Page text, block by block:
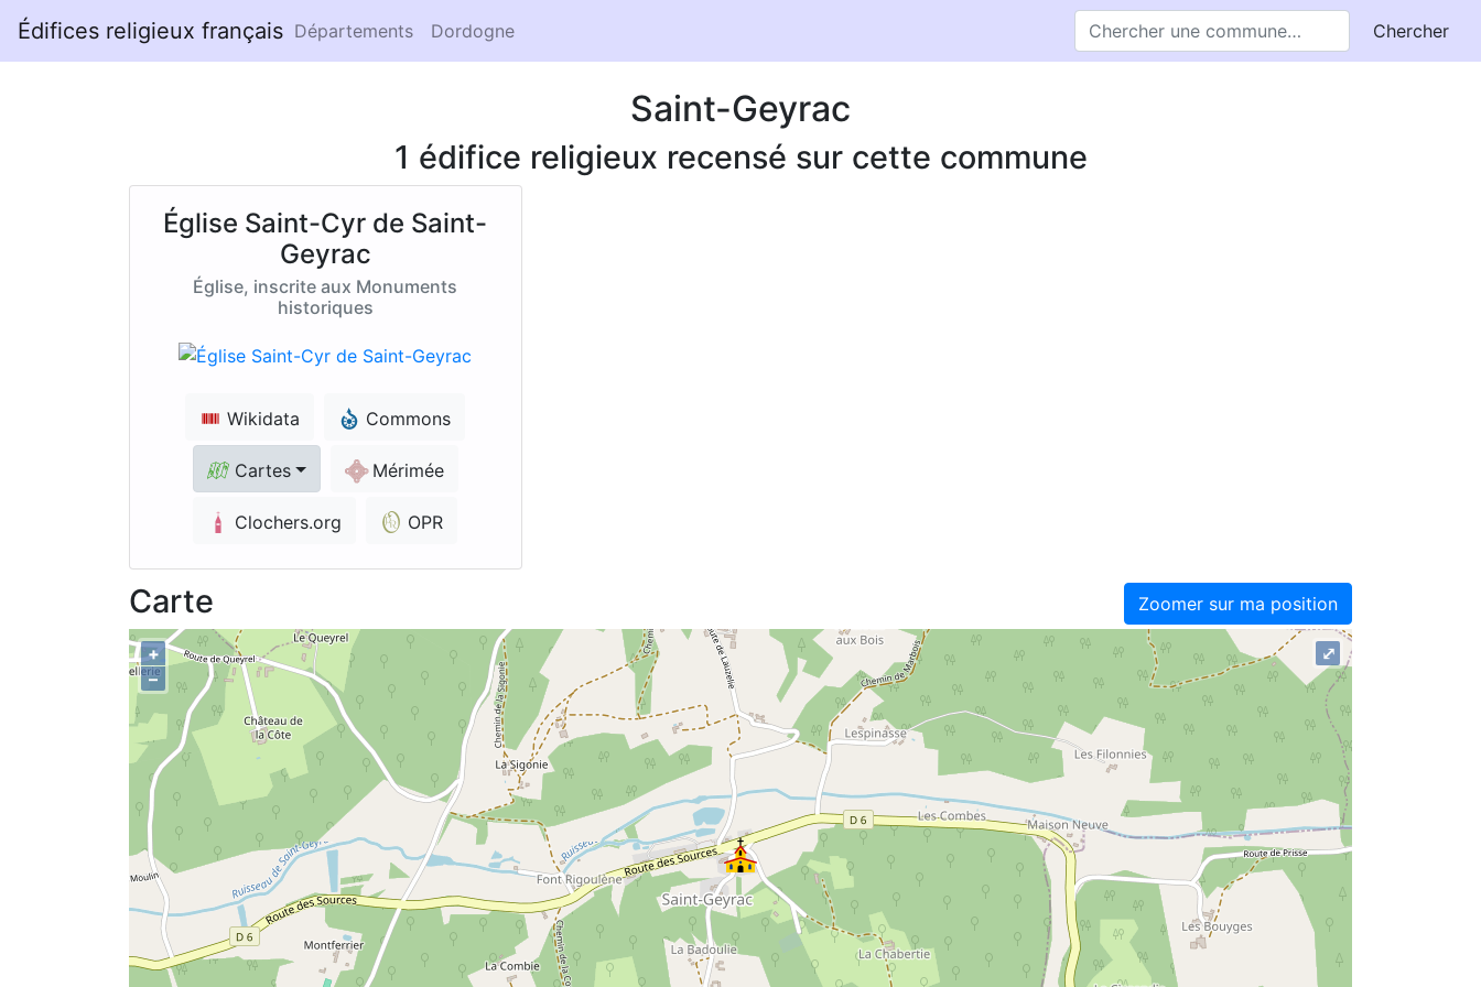
Édifices religieux français Départements Dordogne Chercher
Saint-Geyrac
1 édifice religieux recensé sur cette commune
Église Saint-Cyr de Saint-
Geyrac
Église, inscrite aux Monuments
historiques
Wikidata Commons
Cartes Mérimée
Clochers.org OPR
Zoomer sur ma position
Carte
+
–
⤢